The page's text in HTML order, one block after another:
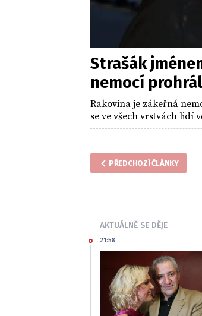
Strašák
nemocí
Rakovina je zákeřná
se ve všech vrstvách lidí
PŘEDCHOZÍ ČLÁNKY
AKTUÁLNĚ SE DĚJE
21:58